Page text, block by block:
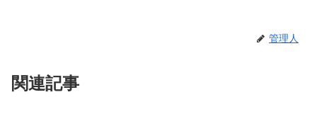
管理人
関連記事